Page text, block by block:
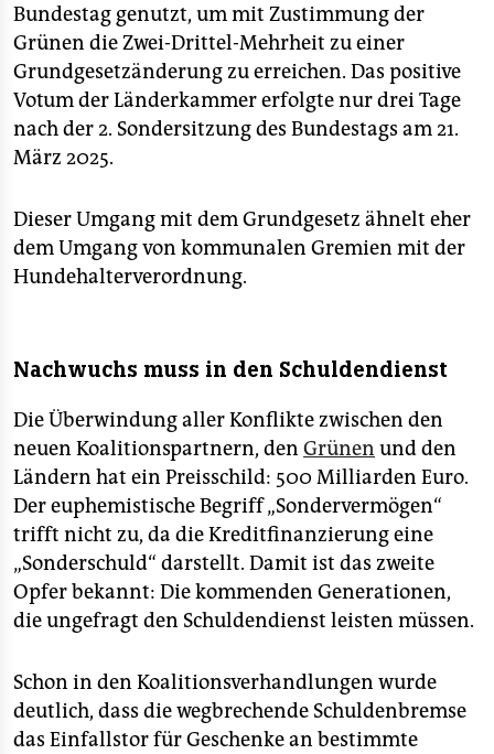
Bundestag genutzt, um mit Zustimmung der
Grünen die Zwei-Drittel-Mehrheit zu einer
Grundgesetzänderung zu erreichen. Das positive
Votum der Länderkammer erfolgte nur drei Tage
nach der 2. Sondersitzung des Bundestags am 21.
März 2025.
Dieser Umgang mit dem Grundgesetz ähnelt eher
dem Umgang von kommunalen Gremien mit der
Hundehalterverordnung.
Nachwuchs muss in den Schuldendienst
Die Überwindung aller Konflikte zwischen den
neuen Koalitionspartnern, den Grünen und den
Ländern hat ein Preisschild: 500 Milliarden Euro.
Der euphemistische Begriff „Sondervermögen“
trifft nicht zu, da die Kreditfinanzierung eine
„Sonderschuld“ darstellt. Damit ist das zweite
Opfer bekannt: Die kommenden Generationen,
die ungefragt den Schuldendienst leisten müssen.
Schon in den Koalitionsverhandlungen wurde
deutlich, dass die wegbrechende Schuldenbremse
das Einfallstor für Geschenke an bestimmte